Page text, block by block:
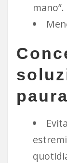
mano”.
paura